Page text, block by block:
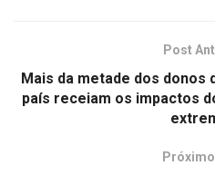
Post
Mais da metade dos donos
país receiam os impactos